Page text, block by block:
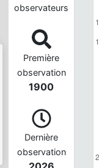
observateurs
Première
observation
1900
Dernière
observation